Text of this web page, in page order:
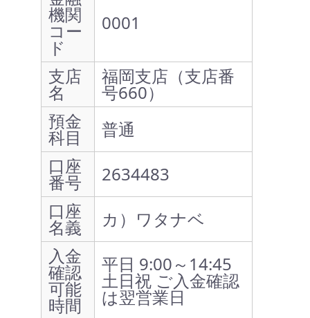
機関
コー
ド
0001
支店
名
福岡支店（支店番
号660）
預金
科目
普通
口座
番号
2634483
口座
名義
カ）ワタナベ
入金
確認
可能
時間
平日 9:00～14:45
土日祝 ご入金確認
は翌営業日